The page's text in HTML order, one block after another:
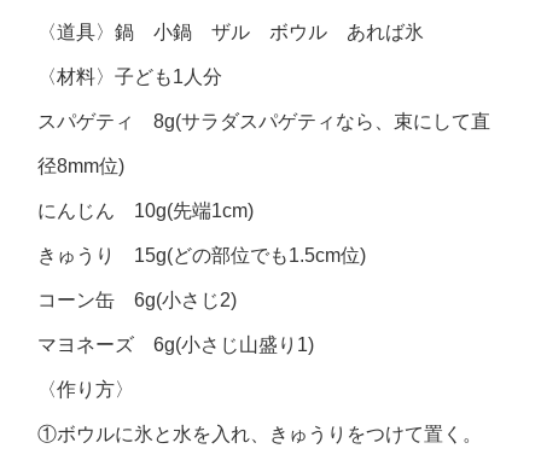
〈道具〉鍋 小鍋 ザル ボウル あれば氷
〈材料〉子ども1人分
スパゲティ 8g(サラダスパゲティなら、束にして直
径8mm位)
にんじん 10g(先端1cm)
きゅうり 15g(どの部位でも1.5cm位)
コーン缶 6g(小さじ2)
マヨネーズ 6g(小さじ山盛り1)
〈作り方〉
①ボウルに氷と水を入れ、きゅうりをつけて置く。